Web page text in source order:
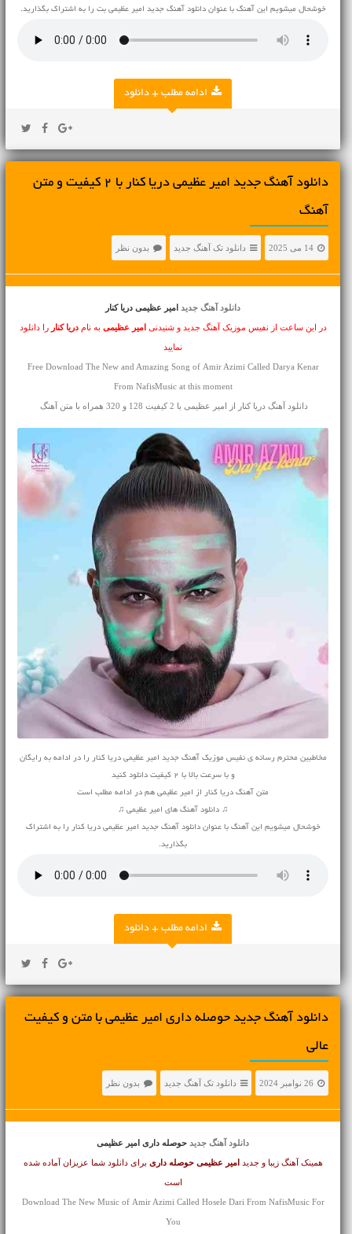
خوشحال میشویم این آهنگ با عنوان دانلود آهنگ جدید امیر عظیمی بت را به اشتراک بگذارید.
ادامه مطلب + دانلود
دانلود آهنگ جديد امیر عظیمی دریا کنار با 2 کیفیت و متن
آهنگ
14 می 2025 دانلود تک آهنگ جدید بدون نظر
دانلود آهنگ جدید امیر عظیمی دریا کنار
در این ساعت از نفیس موزیک آهنگ جدید و شنیدنیامیر عظیمی به نامدریا کنار را دانلود
نمایید
Free Download The New and Amazing Song of Amir Azimi Called Darya Kenar
From NafisMusic at this moment
دانلود آهنگ دریا کنار از امیر عظیمی با 2 کیفیت 128 و 320 همراه با متن آهنگ
مخاطبین محترم رسانه ی نفیس موزیک آهنگ جدید امیر عظیمی دریا کنار را در ادامه به رایگان
و با سرعت بالا با 2 کیفیت دانلود کنید
متن آهنگ دریا کنار از امیر عظیمی هم در ادامه مطلب است
♫ دانلود آهنگ های امیر عظیمی ♫
خوشحال میشویم این آهنگ با عنوان دانلود آهنگ جدید امیر عظیمی دریا کنار را به اشتراک
بگذارید.
ادامه مطلب + دانلود
دانلود آهنگ جديد حوصله داری امیر عظیمی با متن و کیفیت
عالی
26 نوامبر 2024 دانلود تک آهنگ جدید بدون نظر
دانلود آهنگ جدیدحوصله داری امیر عظیمی
همینک آهنگ زیبا و جدید امیر عظیمی حوصله داری برای دانلود شما عزیزان آماده شده
است
Download The New Music of Amir Azimi Called Hosele Dari From NafisMusic For
You